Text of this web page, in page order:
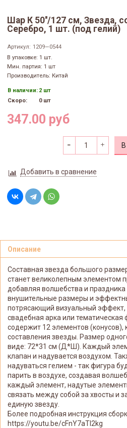
Шар К 50''/127 см, Звезда,
Серебро, 1 шт. (под гелий)
Артикул: 1209—0544
В упаковке: 1 шт.
Мин. партия: 1 шт
Производитель: Китай
В наличии: 2 шт
Скоро:
0 шт
347.00 руб
Добавить в сравнение
Описание
Составная звезда большого
станет великолепным элементом
добавляя волшебства и
внушительные размеры и
потрясающий визуальный эффект,
свадебная арка или тематическая
содержит 12 элементов (конусов),
составления звезды. Размер
виде: 72*31 см (Д*Ш). Каждый
клапан и надувается воздухом.
надуваться гелием - так фигура
парить в воздухе, создавая
каждый элемент, надутые
связать между собой за хвосты и
единую звезду.
Более подробная инструкция
https://youtu.be/cFnY7aTI2kg